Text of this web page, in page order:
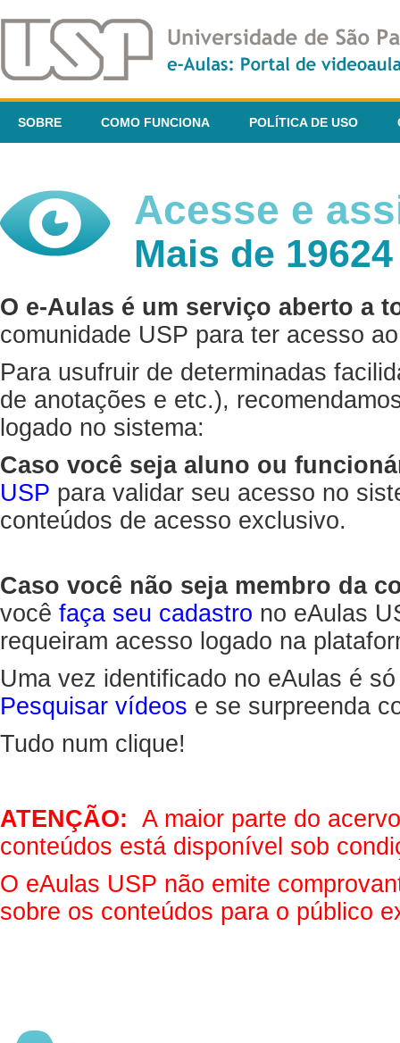
SOBRE COMO FUNCIONA POLÍTICA DE USO
Acesse e
Mais de
O e-Aulas é um serviço aberto a
comunidade USP para ter acesso
Para usufruir de determinadas
de anotações e etc.),
logado no sistema:
Caso você seja aluno ou
USP para validar seu acesso no
conteúdos de acesso exclusivo.
Caso você não seja membro da
você faça seu cadastro no eAulas
requeiram acesso logado na
Uma vez identificado no eAulas é
Pesquisar vídeos e se surpreenda
Tudo num clique!
ATENÇÃO: A maior parte do
conteúdos está disponível sob
O eAulas USP não emite
sobre os conteúdos para o público